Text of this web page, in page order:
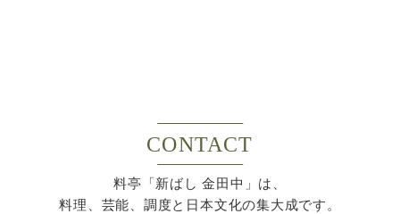
CONTACT
料亭「新ばし 金田中」は、
料理、芸能、調度と日本文化の集大成です。